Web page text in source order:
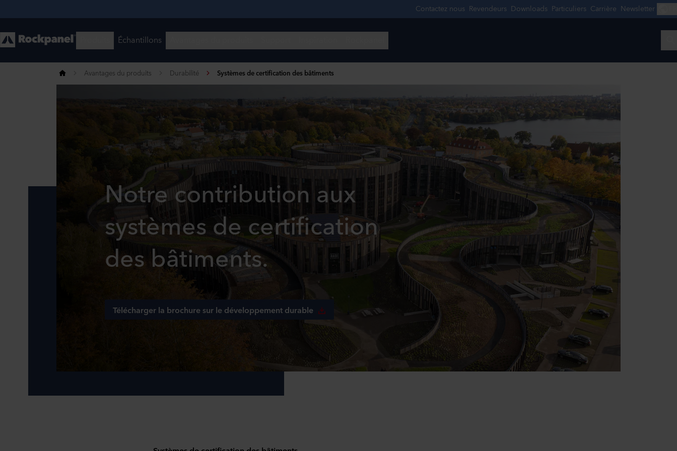
Avantages du produits Durabilité Systèmes de certification des bâtiments
Notre contribution aux
systèmes de certification
des bâtiments.
Télécharger la brochure sur le développement durable